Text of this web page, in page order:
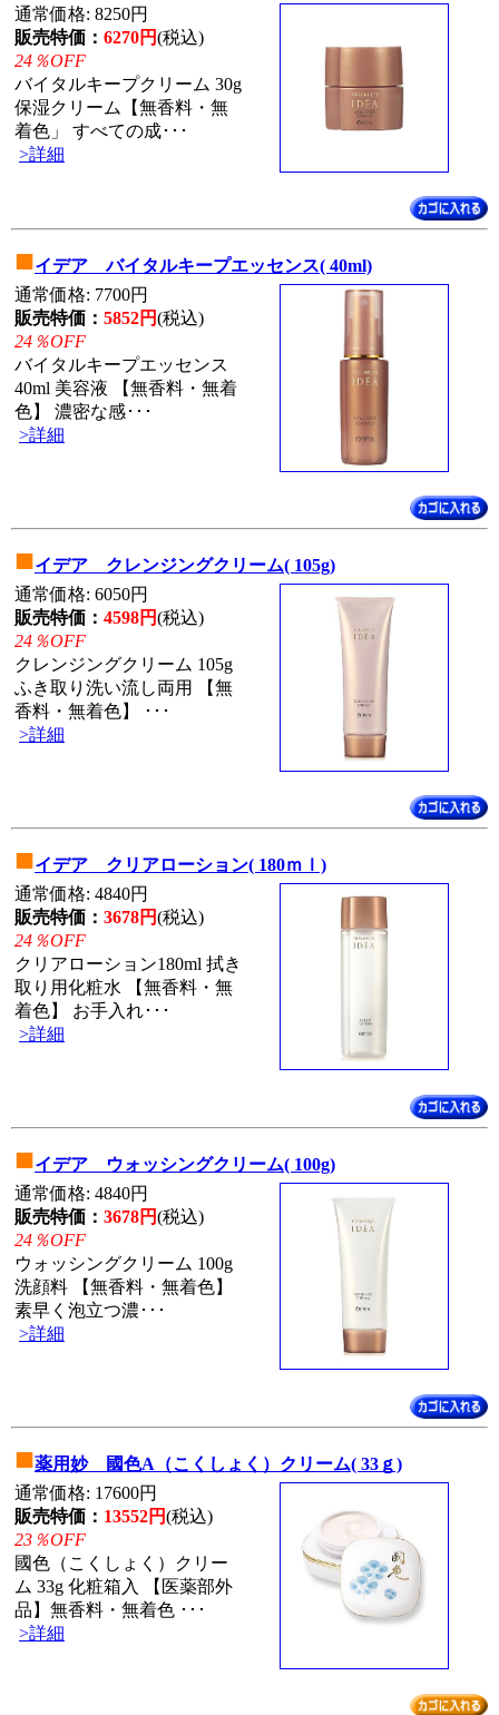
通常価格: 8250円
販売特価： 6270円(税込)
24％OFF
バイタルキープクリーム 30g
保湿クリーム【無香料・無
着色」 すべての成･･･
>詳細
■イデア バイタルキープエッセンス( 40ml)
通常価格: 7700円
販売特価： 5852円(税込)
24％OFF
バイタルキープエッセンス
40ml 美容液 【無香料・無着
色】 濃密な感･･･
>詳細
■イデア クレンジングクリーム( 105g)
通常価格: 6050円
販売特価： 4598円(税込)
24％OFF
クレンジングクリーム 105g
ふき取り洗い流し両用 【無
香料・無着色】 ･･･
>詳細
■イデア クリアローション( 180ｍｌ)
通常価格: 4840円
販売特価： 3678円(税込)
24％OFF
クリアローション180ml 拭き
取り用化粧水 【無香料・無
着色】 お手入れ･･･
>詳細
■イデア ウォッシングクリーム( 100g)
通常価格: 4840円
販売特価： 3678円(税込)
24％OFF
ウォッシングクリーム 100g
洗顔料 【無香料・無着色】
素早く泡立つ濃･･･
>詳細
■薬用妙 國色A（こくしょく）クリーム( 33ｇ)
通常価格: 17600円
販売特価： 13552円(税込)
23％OFF
國色（こくしょく）クリー
ム 33g 化粧箱入 【医薬部外
品】無香料・無着色 ･･･
>詳細